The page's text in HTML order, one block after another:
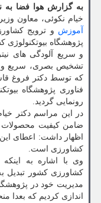
به گزارش هوا فضا به
خیام نکوئی، معاون
آموزش و ترویج
پژوهشگاه
و سریع آلودگی های
تشخیص بصری، سریع و
که توسط دکتر فروغ
فناوری پژوهشگاه
رونمایی گردید.
در این مراسم دکتر
ضامن کیفیت محصولات
اظهار داشت: اعطای
کشاورزی است.
وی با اشاره به
کشاورزی کشور تبدیل
اندازی کردیم که بعدا